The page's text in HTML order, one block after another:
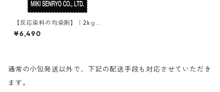
【反応染料の均染剤】｜2kｇ
｜レオニールEHC
¥6,490
通常の小包発送以外で、下記の配送手段も対応させていただき
ます。